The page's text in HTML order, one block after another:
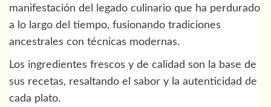
manifestación del legado culinario que ha perdurado
a lo largo del tiempo, fusionando tradiciones
ancestrales con técnicas modernas.
Los ingredientes frescos y de calidad son la base de
sus recetas, resaltando el sabor y la autenticidad de
cada plato.